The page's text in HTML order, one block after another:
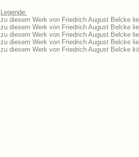
Legende:
zu diesem Werk von Friedrich August Belcke
zu diesem Werk von Friedrich August Belcke
zu diesem Werk von Friedrich August Belcke
zu diesem Werk von Friedrich August Belcke
zu diesem Werk von Friedrich August Belcke